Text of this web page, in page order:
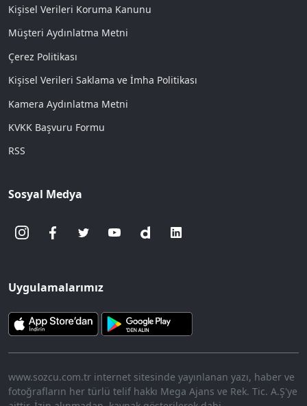
Kişisel Verileri Koruma Kanunu
Müşteri Aydınlatma Metni
Çerez Politikası
Kişisel Verileri Saklama ve İmha Politikası
Kamera Aydınlatma Metni
KVKK Başvuru Formu
RSS
Sosyal Medya
Uygulamalarımız
www.sozcu.com.tr internet sitesinde yayınlanan yazı, haber ve
fotoğrafların her türlü telif hakkı Mega Ajans ve Rek. Tic. A.Ş'ye